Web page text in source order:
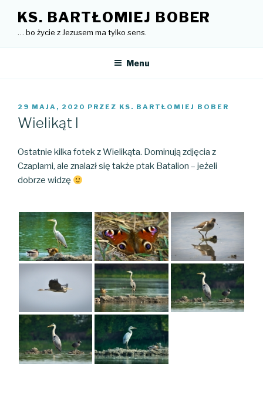
treści
KS. BARTŁOMIEJ BOBER
… bo życie z Jezusem ma tylko sens.
Menu
OPUBLIKOWANE
W
29 MAJA, 2020 PRZEZ KS. BARTŁOMIEJ BOBER
Wielikąt I
Ostatnie kilka fotek z Wielikąta. Dominują zdjęcia z
Czaplami, ale znalazł się także ptak Batalion – jeżeli
dobrze widzę